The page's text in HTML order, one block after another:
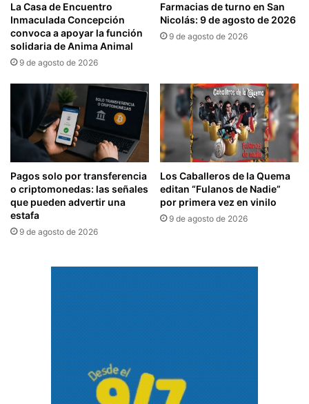
La Casa de Encuentro
Inmaculada Concepción
convoca a apoyar la función
solidaria de Anima Animal
9 de agosto de 2026
Farmacias de turno en San
Nicolás: 9 de agosto de 2026
9 de agosto de 2026
Pagos solo por transferencia
o criptomonedas: las señales
que pueden advertir una
estafa
9 de agosto de 2026
Los Caballeros de la Quema
editan “Fulanos de Nadie”
por primera vez en vinilo
9 de agosto de 2026